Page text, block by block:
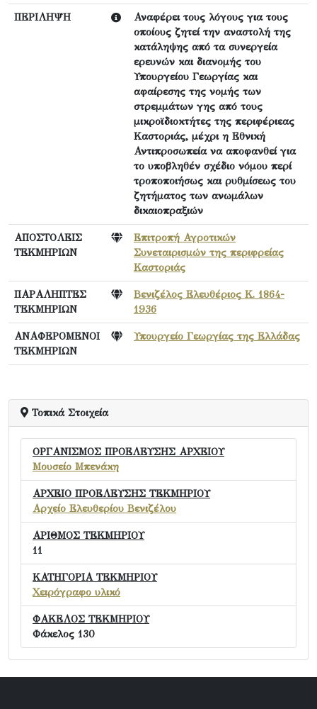
ΠΕΡΙΛΗΨΗ
Αναφέρει τους λόγους για τους
οποίους ζητεί την αναστολή της
κατάληψης από τα συνεργεία
ερευνών και διανομής του
Υπουργείου Γεωργίας και
αφαίρεσης της νομής των
στρεμμάτων γης από τους
μικροϊδιοκτήτες της περιφέριεας
Καστοριάς, μέχρι η Εθνική
Αντιπροσωπεία να αποφανθεί για
το υποβληθέν σχέδιο νόμου περί
τροποποιήσως και ρυθμίσεως του
ζητήματος των ανωμάλων
δικαιοπραξιών
ΑΠΟΣΤΟΛΕΙΣ
ΤΕΚΜΗΡΙΩΝ
Επιτροπή Αγροτικών
Συνεταιρισμών της περιφρείας
Καστοριάς
ΠΑΡΑΛΗΠΤΕΣ
ΤΕΚΜΗΡΙΩΝ
Βενιζέλος Ελευθέριος Κ. 1864-
1936
ΑΝΑΦΕΡΟΜΕΝΟΙ
ΤΕΚΜΗΡΙΩΝ
Υπουργείο Γεωργίας της Ελλάδας
Τοπικά Στοιχεία
ΟΡΓΑΝΙΣΜΟΣ ΠΡΟΕΛΕΥΣΗΣ ΑΡΧΕΙΟΥ
Μουσείο Μπενάκη
ΑΡΧΕΙΟ ΠΡΟΕΛΕΥΣΗΣ ΤΕΚΜΗΡΙΟΥ
Αρχείο Ελευθερίου Βενιζέλου
ΑΡΙΘΜΟΣ ΤΕΚΜΗΡΙΟΥ
11
ΚΑΤΗΓΟΡΙΑ ΤΕΚΜΗΡΙΟΥ
Χειρόγραφο υλικό
ΦΑΚΕΛΟΣ ΤΕΚΜΗΡΙΟΥ
Φάκελος 130